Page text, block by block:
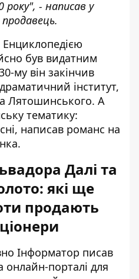
року", - написав у
Енциклопедією
був видатним
му він закінчив
інститут,
Лятошинського. А
тематику:
написав романс на
Далі та
які ще
продають
Інформатор писав
онлайн-порталі для